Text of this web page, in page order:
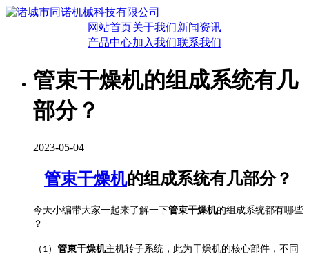
网站首页关于我们新闻资讯
产品中心加入我们联系我们
管束干燥机的组成系统有几
部分？
2023-05-04
管束干燥机的组成系统有几部分？
今天小编带大家一起来了解一下管束干燥机的组成系统都有哪些
？
（ 1） 管束干燥机主机转子系统，此为干燥机的核心部件，不同